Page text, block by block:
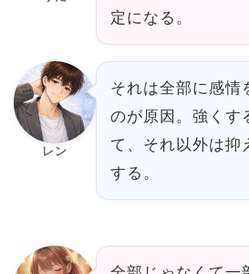
定になる。
レン
それは全部に感情
のが原因。強くす
て、それ以外は抑
する。